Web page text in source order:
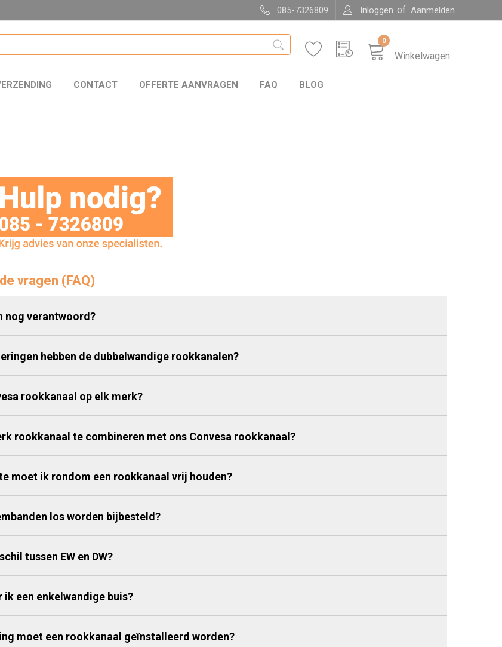
085-7326809 Inloggen of Aanmelden
Winkelwagen
0
CONTACT OFFERTE AANVRAGEN FAQ BLOG
vragen (FAQ)
nog verantwoord?
hebben de dubbelwandige rookkanalen?
rookkanaal op elk merk?
rookkanaal te combineren met ons Convesa rookkanaal?
moet ik rondom een rookkanaal vrij houden?
los worden bijbesteld?
tussen EW en DW?
ik een enkelwandige buis?
moet een rookkanaal geïnstalleerd worden?